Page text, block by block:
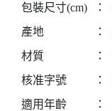
包裝尺寸(cm) ：
產地
：
材質
：
核准字號
：
適用年齡
：